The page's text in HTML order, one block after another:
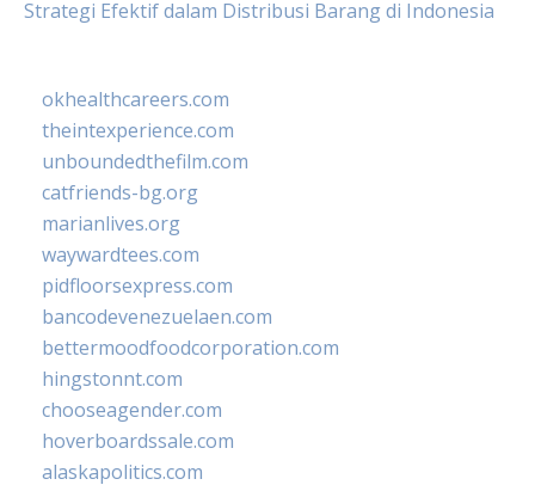
Strategi Efektif dalam Distribusi Barang di Indonesia
okhealthcareers.com
theintexperience.com
unboundedthefilm.com
catfriends-bg.org
marianlives.org
waywardtees.com
pidfloorsexpress.com
bancodevenezuelaen.com
bettermoodfoodcorporation.com
hingstonnt.com
chooseagender.com
hoverboardssale.com
alaskapolitics.com